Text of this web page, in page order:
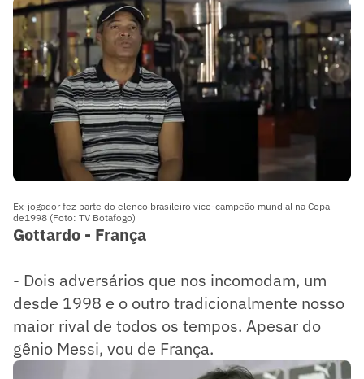
Ex-jogador fez parte do elenco brasileiro vice-campeão mundial na Copa
de1998 (Foto: TV Botafogo)
Gottardo - França
- Dois adversários que nos incomodam, um
desde 1998 e o outro tradicionalmente nosso
maior rival de todos os tempos. Apesar do
gênio Messi, vou de França.